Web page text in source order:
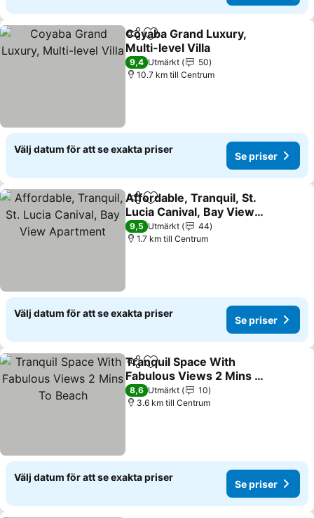
Dela Lägg till i Mina Favoriter
Coyaba Grand Luxury,
Multi-level Villa
9,4 Utmärkt
50
10.7 km till Centrum
Välj datum för att se exakta priser
Se priser
Dela Lägg till i Mina Favoriter
Affordable, Tranquil, St.
Lucia Canival, Bay View
Apartment
9,5 Utmärkt
44
1.7 km till Centrum
Välj datum för att se exakta priser
Se priser
Dela Lägg till i Mina Favoriter
Tranquil Space With
Fabulous Views 2 Mins To
Beach
8,6 Utmärkt
10
3.6 km till Centrum
Välj datum för att se exakta priser
Se priser